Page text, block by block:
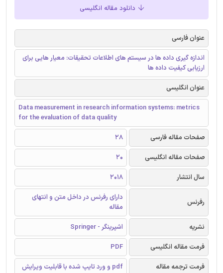
دانلود مقاله انگلیسی
عنوان فارسی
اندازه گیری داده ها در سیستم های اطلاعات تحقیقات: معیار هایی برای
ارزیابی کیفیت داده ها
عنوان انگلیسی
Data measurement in research information systems: metrics
for the evaluation of data quality
صفحات مقاله فارسی
28
صفحات مقاله انگلیسی
20
سال انتشار
2018
رفرنس
دارای رفرنس در داخل متن و انتهای
مقاله
نشریه
اشپرینگر - Springer
فرمت مقاله انگلیسی
PDF
فرمت ترجمه مقاله
pdf و ورد تایپ شده با قابلیت ویرایش